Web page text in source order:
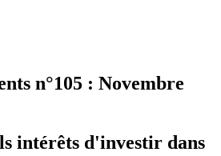
n°105 : Novembre
intérêts d'investir dans